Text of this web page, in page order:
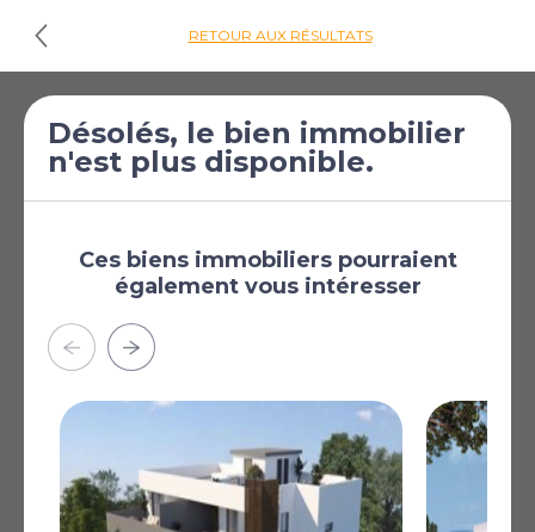
RETOUR AUX RÉSULTATS
Cliquez ici pour
les plans d'étages
chambres à vendre
Kiti, Larnaca, Chypre
[£261 165]
Solar Water Heater
Separate Laundry Room
Plus
Désolés, le bien immobilier
n'est plus disponible.
Ces biens immobiliers pourraient
également vous intéresser